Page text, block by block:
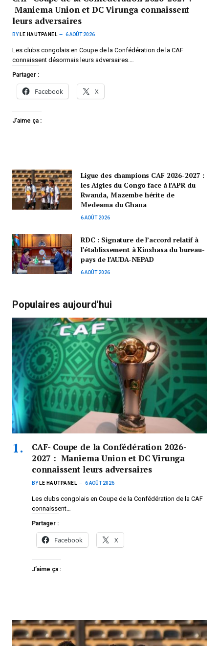
Maniema Union et DC Virunga connaissent
leurs adversaires
BY LE HAUTPANEL 6 AOÛT 2026
Les clubs congolais en Coupe de la Confédération de la CAF
connaissent désormais leurs adversaires.…
Partager :
Facebook X
J’aime ça :
Ligue des champions CAF 2026-2027 :
les Aigles du Congo face à l’APR du
Rwanda, Mazembe hérite de
Medeama du Ghana
6 AOÛT 2026
RDC : Signature de l’accord relatif à
l’établissement à Kinshasa du bureau-
pays de l’AUDA-NEPAD
6 AOÛT 2026
Populaires aujourd'hui
CAF- Coupe de la Confédération 2026-
2027 : Maniema Union et DC Virunga
connaissent leurs adversaires
BY LE HAUTPANEL 6 AOÛT 2026
Les clubs congolais en Coupe de la Confédération de la CAF
connaissent…
Partager :
Facebook X
J’aime ça :